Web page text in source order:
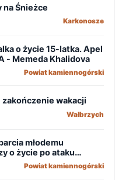
na Śnieżce
Karkonosze
o życie 15-latka. Apel
- Memeda Khalidova
Powiat kamiennogórski
wakacji
Wałbrzych
młodemu
o życie po ataku
Powiat kamiennogórski